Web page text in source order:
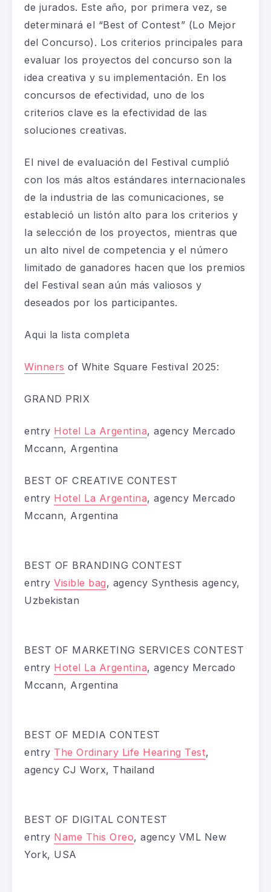
de jurados. Este año, por primera vez, se
determinará el “Best of Contest” (Lo Mejor
del Concurso). Los criterios principales para
evaluar los proyectos del concurso son la
idea creativa y su implementación. En los
concursos de efectividad, uno de los
criterios clave es la efectividad de las
soluciones creativas.
El nivel de evaluación del Festival cumplió
con los más altos estándares internacionales
de la industria de las comunicaciones, se
estableció un listón alto para los criterios y
la selección de los proyectos, mientras que
un alto nivel de competencia y el número
limitado de ganadores hacen que los premios
del Festival sean aún más valiosos y
deseados por los participantes.
Aqui la lista completa
Winners of White Square Festival 2025:
GRAND PRIX
entry Hotel La Argentina, agency Mercado
Mccann, Argentina
BEST OF CREATIVE CONTEST
entry Hotel La Argentina, agency Mercado
Mccann, Argentina
BEST OF BRANDING CONTEST
entry Visible bag, agency Synthesis agency,
Uzbekistan
BEST OF MARKETING SERVICES CONTEST
entry Hotel La Argentina, agency Mercado
Mccann, Argentina
BEST OF MEDIA CONTEST
entry The Ordinary Life Hearing Test,
agency CJ Worx, Thailand
BEST OF DIGITAL CONTEST
entry Name This Oreo, agency VML New
York, USA